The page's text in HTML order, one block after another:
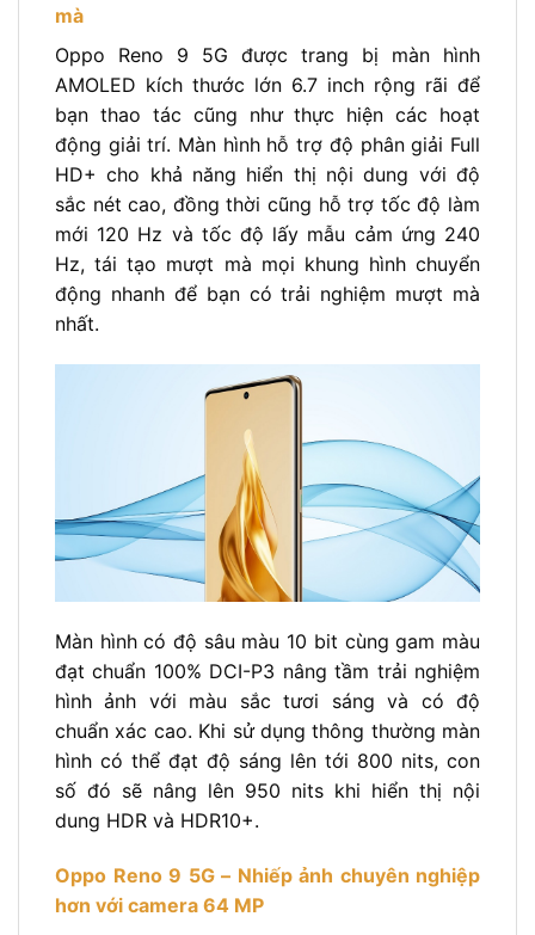
mà
Oppo Reno 9 5G được trang bị màn hình
AMOLED kích thước lớn 6.7 inch rộng rãi để
bạn thao tác cũng như thực hiện các hoạt
động giải trí. Màn hình hỗ trợ độ phân giải Full
HD+ cho khả năng hiển thị nội dung với độ
sắc nét cao, đồng thời cũng hỗ trợ tốc độ làm
mới 120 Hz và tốc độ lấy mẫu cảm ứng 240
Hz, tái tạo mượt mà mọi khung hình chuyển
động nhanh để bạn có trải nghiệm mượt mà
nhất.
Màn hình có độ sâu màu 10 bit cùng gam màu
đạt chuẩn 100% DCI-P3 nâng tầm trải nghiệm
hình ảnh với màu sắc tươi sáng và có độ
chuẩn xác cao. Khi sử dụng thông thường màn
hình có thể đạt độ sáng lên tới 800 nits, con
số đó sẽ nâng lên 950 nits khi hiển thị nội
dung HDR và ​​HDR10+.
Oppo Reno 9 5G – Nhiếp ảnh chuyên nghiệp
hơn với camera 64 MP